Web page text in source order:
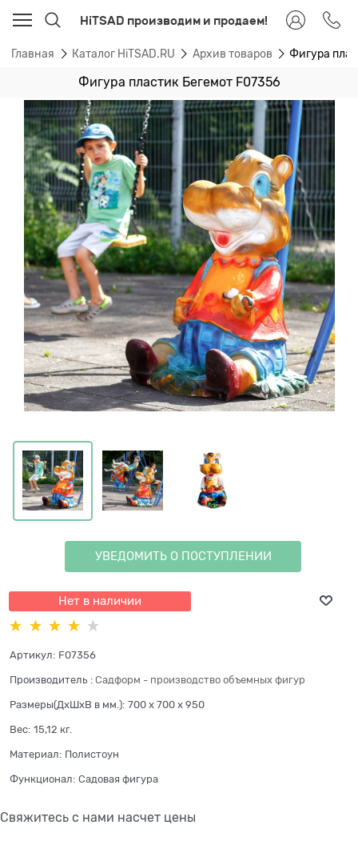
HiTSAD производим и продаем!
Главная Каталог HiTSAD.RU Архив товаров Фигура
Фигура пластик Бегемот F07356
УВЕДОМИТЬ О ПОСТУПЛЕНИИ
Нет в наличии
Артикул: F07356
Производитель : Садформ - производство объемных фигур
Размеры(ДхШхВ в мм.): 700 x 700 x 950
Вес: 15,12 кг.
Материал: Полистоун
Функционал: Садовая фигура
Свяжитесь с нами насчет цены